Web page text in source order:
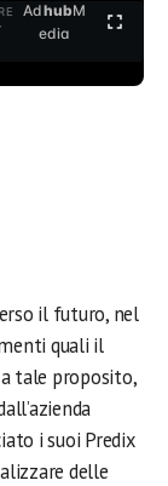
AdhubM
edia
il futuro, nel
quali il
tale proposito,
i suoi Predix
delle